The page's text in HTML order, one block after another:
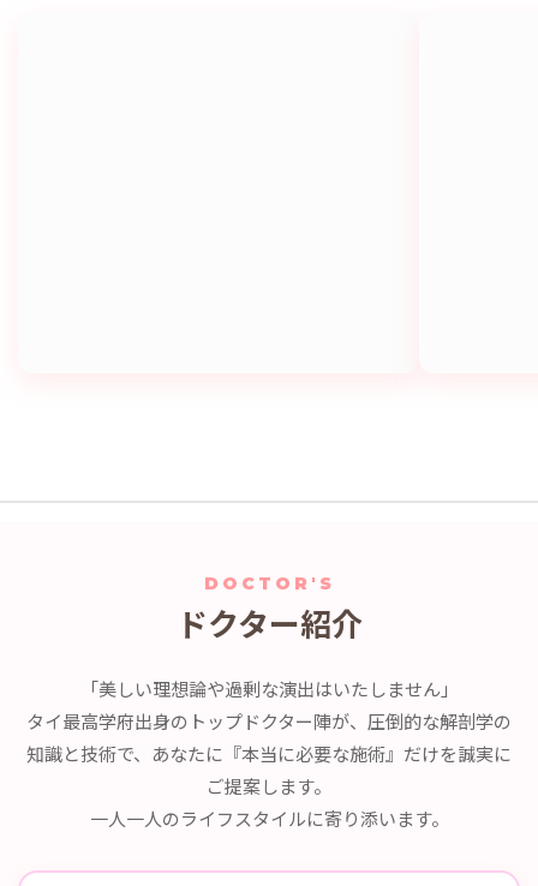
DOCTOR'S
ドクター紹介
「美しい理想論や過剰な演出はいたしません」
タイ最高学府出身のトップドクター陣が、圧倒的な解剖学の
知識と技術で、あなたに『本当に必要な施術』だけを誠実に
ご提案します。
一人一人のライフスタイルに寄り添います。